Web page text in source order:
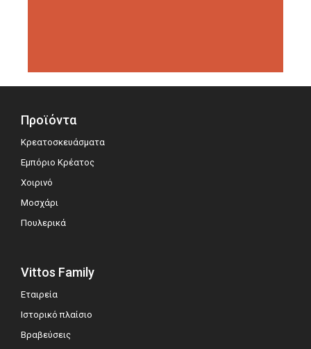
Προϊόντα
Κρεατοσκευάσματα
Εμπόριο Κρέατος
Χοιρινό
Μοσχάρι
Πουλερικά
Vittos Family
Εταιρεία
Ιστορικό πλαίσιο
Βραβεύσεις